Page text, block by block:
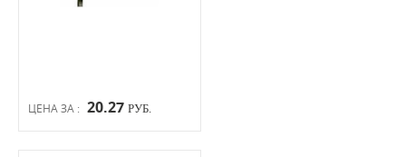
ЦЕНА ЗА : 20.27 РУБ.